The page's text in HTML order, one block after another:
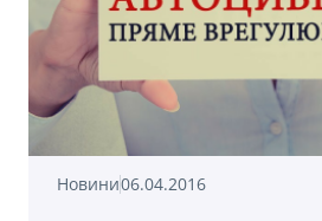
Новини06.04.2016